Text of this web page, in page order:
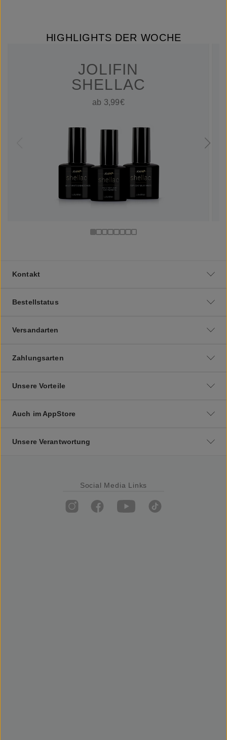
HIGHLIGHTS DER WOCHE
JOLIFIN
SHELLAC
ab 3,99€
Kontakt
Bestellstatus
Versandarten
Zahlungsarten
Unsere Vorteile
Auch im AppStore
Unsere Verantwortung
Social Media Links